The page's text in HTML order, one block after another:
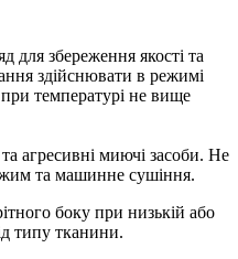
для збереження якості та
здійснювати в режимі
температурі не вище
агресивні миючі засоби. Не
та машинне сушіння.
боку при низькій або
типу тканини.